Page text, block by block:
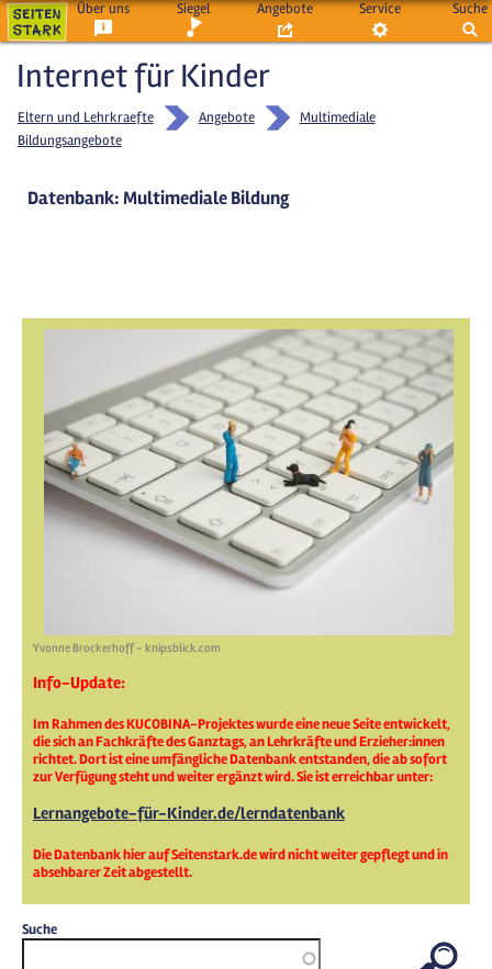
Über uns Siegel Angebote Service Suche
Internet für Kinder
Eltern und Lehrkraefte Angebote
Multimediale
Bildungsangebote
Datenbank: Multimediale Bildung
Yvonne Brockerhoff - knipsblick.com
Info-Update:
Im Rahmen des KUCOBINA-Projektes wurde eine neue Seite entwickelt,
die sich an Fachkräfte des Ganztags, an Lehrkräfte und Erzieher:innen
richtet. Dort ist eine umfängliche Datenbank entstanden, die ab sofort
zur Verfügung steht und weiter ergänzt wird. Sie ist erreichbar unter:
Lernangebote-für-Kinder.de/lerndatenbank
Die Datenbank hier auf Seitenstark.de wird nicht weiter gepflegt und in
absehbarer Zeit abgestellt.
Suche